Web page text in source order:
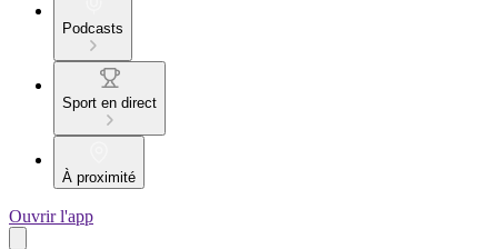
Podcasts
Sport en direct
À proximité
Ouvrir l'app